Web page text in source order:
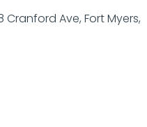
Ave, Fort Myers,